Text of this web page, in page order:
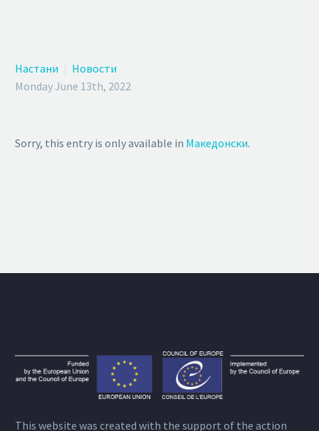
Настани
Новости
Monday June 13th, 2022
Sorry, this entry is only available in Македонски.
This website was created with the support of the action